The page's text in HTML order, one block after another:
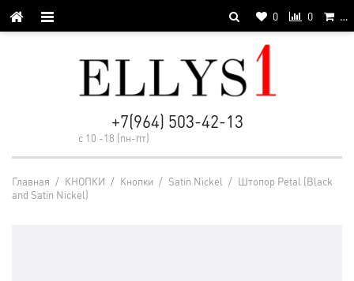
0 0 …
+7(964) 503-42-13
с 10 -18 (пн-пт)
Главная / КНОПКИ / Кнопки / Satin Nickel / Штопор Petal (Black
and Satin Nickel)